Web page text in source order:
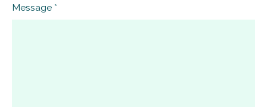
Message